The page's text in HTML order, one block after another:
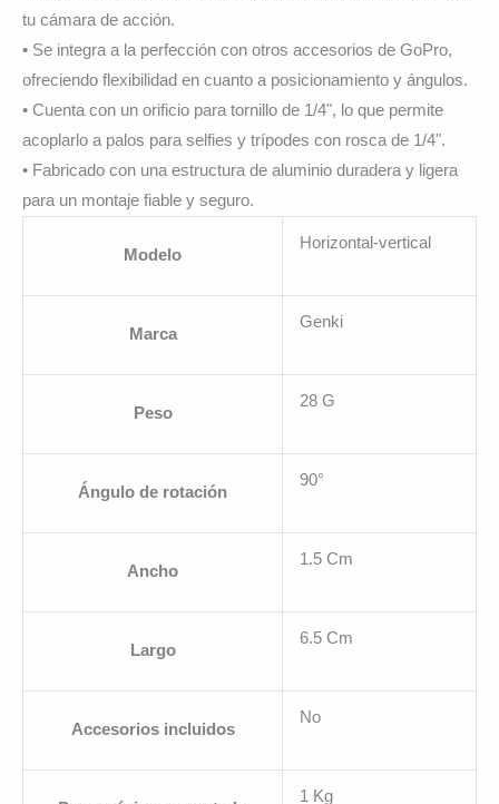
tu cámara de acción.
• Se integra a la perfección con otros accesorios de GoPro,
ofreciendo flexibilidad en cuanto a posicionamiento y ángulos.
• Cuenta con un orificio para tornillo de 1/4", lo que permite
acoplarlo a palos para selfies y trípodes con rosca de 1/4".
• Fabricado con una estructura de aluminio duradera y ligera
para un montaje fiable y seguro.
Modelo
Horizontal-vertical
Marca
Genki
Peso
28 G
Ángulo de rotación
90°
Ancho
1.5 Cm
Largo
6.5 Cm
Accesorios incluidos
No
1 Kg